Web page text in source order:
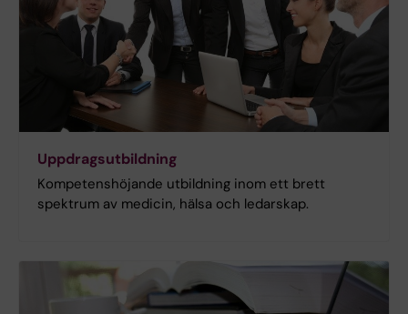
Uppdragsutbildning
Kompetenshöjande utbildning inom ett brett
spektrum av medicin, hälsa och ledarskap.